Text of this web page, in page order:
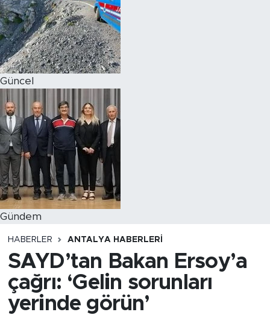
Güncel
Gündem
HABERLER ANTALYA HABERLERI
SAYD’tan Bakan Ersoy’a
çağrı: ‘Gelin sorunları
yerinde görün’
Magazin
Özel Haber
Politika
Resmi İlanlar
Sağlık
Spor
Turizm